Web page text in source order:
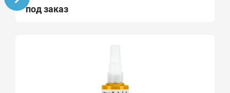
под заказ